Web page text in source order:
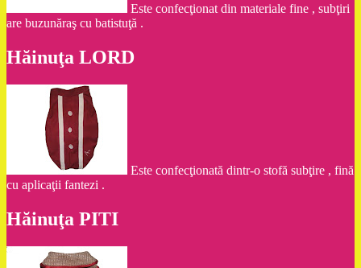
Este confecţionat din materiale fine , subţiri
are buzunăraş cu batistuţă .
Hăinuţa LORD
Este confecţionată dintr-o stofă subţire , fină
cu aplicaţii fantezi .
Hăinuţa PITI